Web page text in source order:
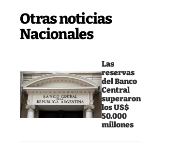
Otras noticias
Nacionales
Las
reservas
del Banco
Central
superaron
los US$
50.000
millones